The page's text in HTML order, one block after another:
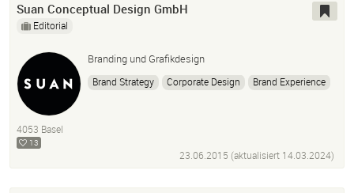
Suan Conceptual Design GmbH
Editorial
Branding und Grafikdesign
Brand Strategy Corporate Design
Brand Experience
4053 Basel
13
23.06.2015 (aktualisiert 14.03.2024)